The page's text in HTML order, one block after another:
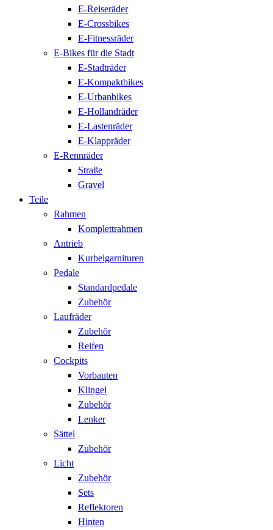
E-Reiseräder
E-Crossbikes
E-Fitnessräder
E-Bikes für die Stadt
E-Stadträder
E-Kompaktbikes
E-Urbanbikes
E-Hollandräder
E-Lastenräder
E-Klappräder
E-Rennräder
Straße
Gravel
Teile
Rahmen
Komplettrahmen
Antrieb
Kurbelgarnituren
Pedale
Standardpedale
Zubehör
Laufräder
Zubehör
Reifen
Cockpits
Vorbauten
Klingel
Zubehör
Lenker
Sättel
Zubehör
Licht
Zubehör
Sets
Reflektoren
Hinten